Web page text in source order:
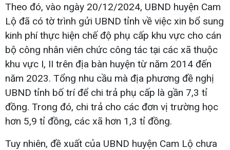
Theo đó, vào ngày 20/12/2024, UBND huyện Cam
Lộ đã có tờ trình gửi UBND tỉnh về việc xin bổ sung
kinh phí thực hiện chế độ phụ cấp khu vực cho cán
bộ công nhân viên chức công tác tại các xã thuộc
khu vực I, II trên địa bàn huyện từ năm 2014 đến
năm 2023. Tổng nhu cầu mà địa phương đề nghị
UBND tỉnh bố trí để chi trả phụ cấp là gần 7,3 tỉ
đồng. Trong đó, chi trả cho các đơn vị trường học
hơn 5,9 tỉ đồng, các xã hơn 1,3 tỉ đồng.
Tuy nhiên, đề xuất của UBND huyện Cam Lộ chưa